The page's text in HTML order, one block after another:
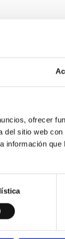
ofrecer
del sitio web
información que
H-alpha